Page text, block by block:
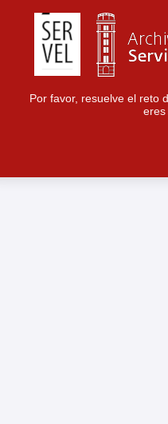
Por favor, resuelve el reto
eres